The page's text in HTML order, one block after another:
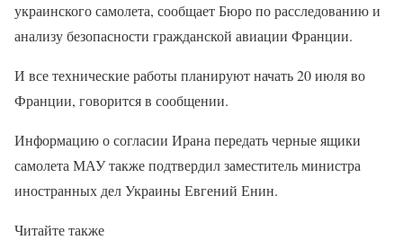
украинского самолета, сообщает Бюро по расследованию и
анализу безопасности гражданской авиации Франции.
И все технические работы планируют начать 20 июля во
Франции, говорится в сообщении.
Информацию о согласии Ирана передать черные ящики
самолета МАУ также подтвердил заместитель министра
иностранных дел Украины Евгений Енин.
Читайте также